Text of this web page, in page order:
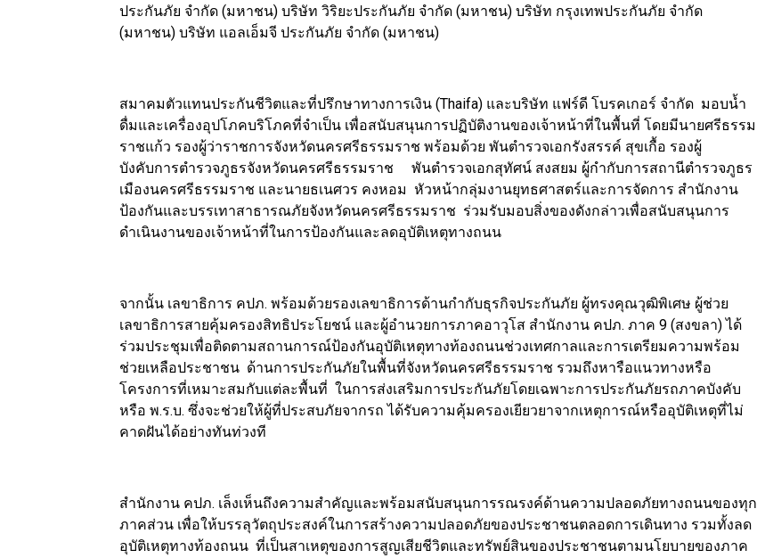
ประกันภัย จำกัด (มหาชน) บริษัท วิริยะประกันภัย จำกัด (มหาชน) บริษัท กรุงเทพประกันภัย จำกัด
(มหาชน) บริษัท แอลเอ็มจี ประกันภัย จำกัด (มหาชน)
สมาคมตัวแทนประกันชีวิตและที่ปรึกษาทางการเงิน (Thaifa) และบริษัท แฟร์ดี โบรคเกอร์ จำกัด มอบน้ำ
ดื่มและเครื่องอุปโภคบริโภคที่จำเป็น เพื่อสนับสนุนการปฏิบัติงานของเจ้าหน้าที่ในพื้นที่ โดยมีนายศรีธรรม
ราชแก้ว รองผู้ว่าราชการจังหวัดนครศรีธรรมราช พร้อมด้วย พันตำรวจเอกรังสรรค์ สุขเกื้อ รองผู้
บังคับการตำรวจภูธรจังหวัดนครศรีธรรมราช พันตำรวจเอกสุทัศน์ สงสยม ผู้กำกับการสถานีตำรวจภูธร
เมืองนครศรีธรรมราช และนายธเนศวร คงหอม หัวหน้ากลุ่มงานยุทธศาสตร์และการจัดการ สำนักงาน
ป้องกันและบรรเทาสาธารณภัยจังหวัดนครศรีธรรมราช ร่วมรับมอบสิ่งของดังกล่าวเพื่อสนับสนุนการ
ดำเนินงานของเจ้าหน้าที่ในการป้องกันและลดอุบัติเหตุทางถนน
จากนั้น เลขาธิการ คปภ. พร้อมด้วยรองเลขาธิการด้านกำกับธุรกิจประกันภัย ผู้ทรงคุณวุฒิพิเศษ ผู้ช่วย
เลขาธิการสายคุ้มครองสิทธิประโยชน์ และผู้อำนวยการภาคอาวุโส สำนักงาน คปภ. ภาค 9 (สงขลา) ได้
ร่วมประชุมเพื่อติดตามสถานการณ์ป้องกันอุบัติเหตุทางท้องถนนช่วงเทศกาลและการเตรียมความพร้อม
ช่วยเหลือประชาชน ด้านการประกันภัยในพื้นที่จังหวัดนครศรีธรรมราช รวมถึงหารือแนวทางหรือ
โครงการที่เหมาะสมกับแต่ละพื้นที่ ในการส่งเสริมการประกันภัยโดยเฉพาะการประกันภัยรถภาคบังคับ
หรือ พ.ร.บ. ซึ่งจะช่วยให้ผู้ที่ประสบภัยจากรถ ได้รับความคุ้มครองเยียวยาจากเหตุการณ์หรืออุบัติเหตุที่ไม่
คาดฝันได้อย่างทันท่วงที
สำนักงาน คปภ. เล็งเห็นถึงความสำคัญและพร้อมสนับสนุนการรณรงค์ด้านความปลอดภัยทางถนนของทุก
ภาคส่วน เพื่อให้บรรลุวัตถุประสงค์ในการสร้างความปลอดภัยของประชาชนตลอดการเดินทาง รวมทั้งลด
อุบัติเหตุทางท้องถนน ที่เป็นสาเหตุของการสูญเสียชีวิตและทรัพย์สินของประชาชนตามนโยบายของภาค